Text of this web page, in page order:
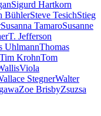
Sigurd Hartkorn
BühlerSteve TesichStieg
Susanna TamaroSusanne
T. Jefferson
UhlmannThomas
Tim KrohnTom
Viola
StegnerWalter
Zoe BrisbyZsuzsa